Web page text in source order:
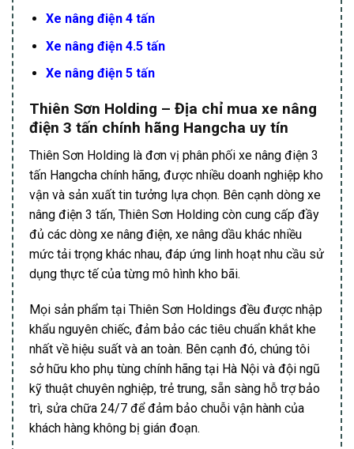
Xe nâng điện 4 tấn
Xe nâng điện 4.5 tấn
Xe nâng điện 5 tấn
Thiên Sơn Holding – Địa chỉ mua xe nâng
điện 3 tấn chính hãng Hangcha uy tín
Thiên Sơn Holding là đơn vị phân phối xe nâng điện 3
tấn Hangcha chính hãng, được nhiều doanh nghiệp kho
vận và sản xuất tin tưởng lựa chọn. Bên cạnh dòng xe
nâng điện 3 tấn, Thiên Sơn Holding còn cung cấp đầy
đủ các dòng xe nâng điện, xe nâng dầu khác nhiều
mức tải trọng khác nhau, đáp ứng linh hoạt nhu cầu sử
dụng thực tế của từng mô hình kho bãi.
Mọi sản phẩm tại Thiên Sơn Holdings đều được nhập
khẩu nguyên chiếc, đảm bảo các tiêu chuẩn khắt khe
nhất về hiệu suất và an toàn. Bên cạnh đó, chúng tôi
sở hữu kho phụ tùng chính hãng tại Hà Nội và đội ngũ
kỹ thuật chuyên nghiệp, trẻ trung, sẵn sàng hỗ trợ bảo
trì, sửa chữa 24/7 để đảm bảo chuỗi vận hành của
khách hàng không bị gián đoạn.